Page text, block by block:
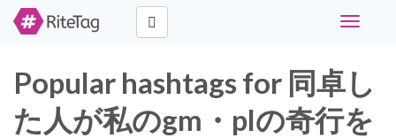
Toggle
Popular hashtags for 同卓し
た人が私のgm・plの奇行を